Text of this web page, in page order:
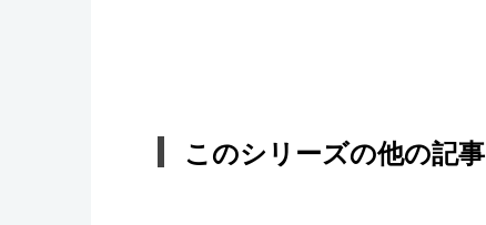
このシリーズの他の記事